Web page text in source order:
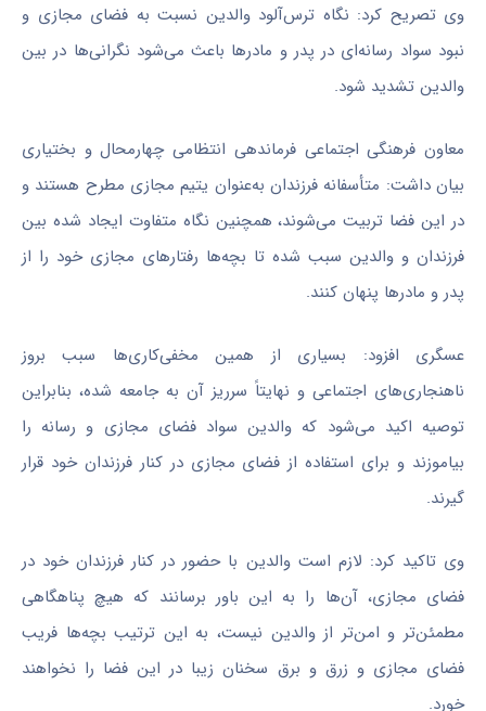
وی تصریح کرد: نگاه ترس‌آلود والدین نسبت به فضای مجازی و
نبود سواد رسانه‌ای در پدر و مادرها باعث می‌شود نگرانی‌ها در بین
والدین تشدید شود.
معاون فرهنگی اجتماعی فرماندهی انتظامی چهارمحال و بختیاری
بیان داشت: متأسفانه فرزندان به‌عنوان یتیم مجازی مطرح هستند و
در این فضا تربیت می‌شوند، همچنین نگاه متفاوت ایجاد شده بین
فرزندان و والدین سبب شده تا بچه‌ها رفتارهای مجازی خود را از
پدر و مادرها پنهان کنند.
عسگری افزود: بسیاری از همین مخفی‌کاری‌ها سبب بروز
ناهنجاری‌های اجتماعی و نهایتاً سرریز آن به جامعه شده، بنابراین
توصیه اکید می‌شود که والدین سواد فضای مجازی و رسانه را
بیاموزند و برای استفاده از فضای مجازی در کنار فرزندان خود قرار
گیرند.
وی تاکید کرد: لازم است والدین با حضور در کنار فرزندان خود در
فضای مجازی، آن‌ها را به این باور برسانند که هیچ پناهگاهی
مطمئن‌تر و امن‌تر از والدین نیست، به این ترتیب بچه‌ها فریب
فضای مجازی و زرق و برق سخنان زیبا در این فضا را نخواهند
خورد.